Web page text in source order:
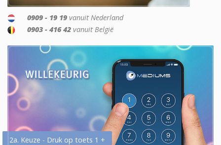
0909 - 19 19 vanuit Nederland
0903 - 416 42 vanuit België
2a. Keuze - Druk op toets 1 +